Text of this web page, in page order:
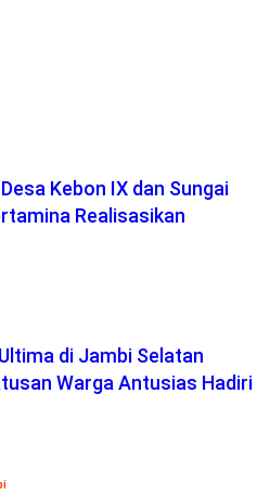
Kebon IX dan Sungai
Realisasikan
di Jambi Selatan
Warga Antusias Hadiri